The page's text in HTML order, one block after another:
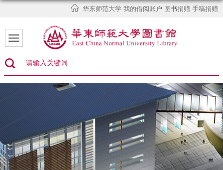
华东师范大学 我的借阅账户 图书捐赠 手稿捐赠